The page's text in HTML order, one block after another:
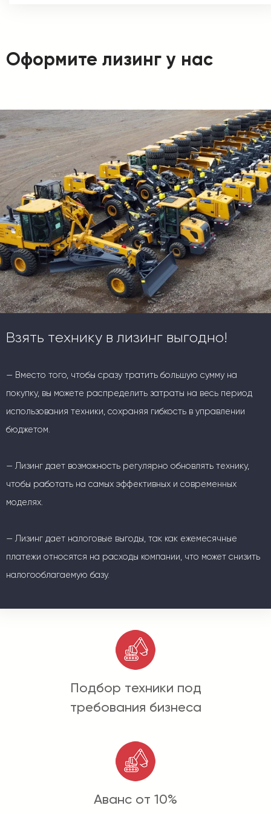
Оформите лизинг у нас
Взять технику в лизинг выгодно!
— Вместо того, чтобы сразу тратить большую сумму на
покупку, вы можете распределить затраты на весь период
использования техники, сохраняя гибкость в управлении
бюджетом.
— Лизинг дает возможность регулярно обновлять технику,
чтобы работать на самых эффективных и современных
моделях.
— Лизинг дает налоговые выгоды, так как ежемесячные
платежи относятся на расходы компании, что может снизить
налогооблагаемую базу.
Подбор техники под
требования бизнеса
Аванс от 10%